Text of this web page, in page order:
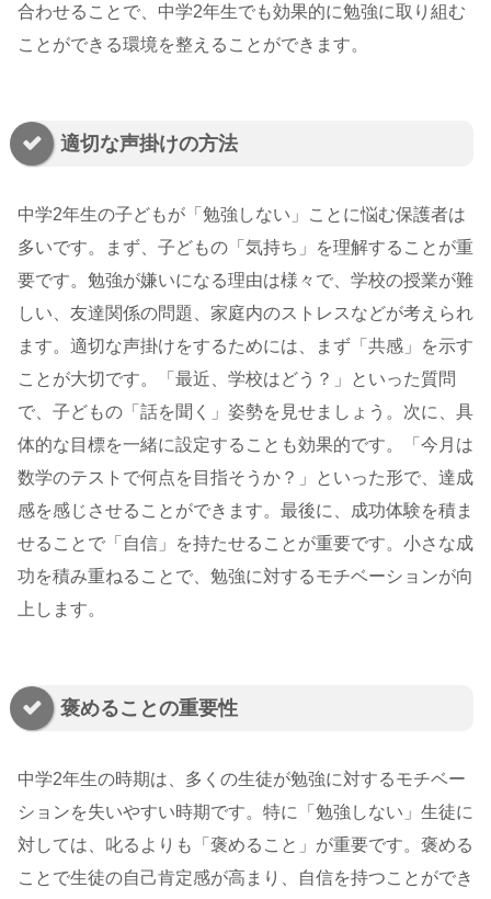
合わせることで、中学2年生でも効果的に勉強に取り組む
ことができる環境を整えることができます。
適切な声掛けの方法
中学2年生の子どもが「勉強しない」ことに悩む保護者は
多いです。まず、子どもの「気持ち」を理解することが重
要です。勉強が嫌いになる理由は様々で、学校の授業が難
しい、友達関係の問題、家庭内のストレスなどが考えられ
ます。適切な声掛けをするためには、まず「共感」を示す
ことが大切です。「最近、学校はどう？」といった質問
で、子どもの「話を聞く」姿勢を見せましょう。次に、具
体的な目標を一緒に設定することも効果的です。「今月は
数学のテストで何点を目指そうか？」といった形で、達成
感を感じさせることができます。最後に、成功体験を積ま
せることで「自信」を持たせることが重要です。小さな成
功を積み重ねることで、勉強に対するモチベーションが向
上します。
褒めることの重要性
中学2年生の時期は、多くの生徒が勉強に対するモチベー
ションを失いやすい時期です。特に「勉強しない」生徒に
対しては、叱るよりも「褒めること」が重要です。褒める
ことで生徒の自己肯定感が高まり、自信を持つことができ